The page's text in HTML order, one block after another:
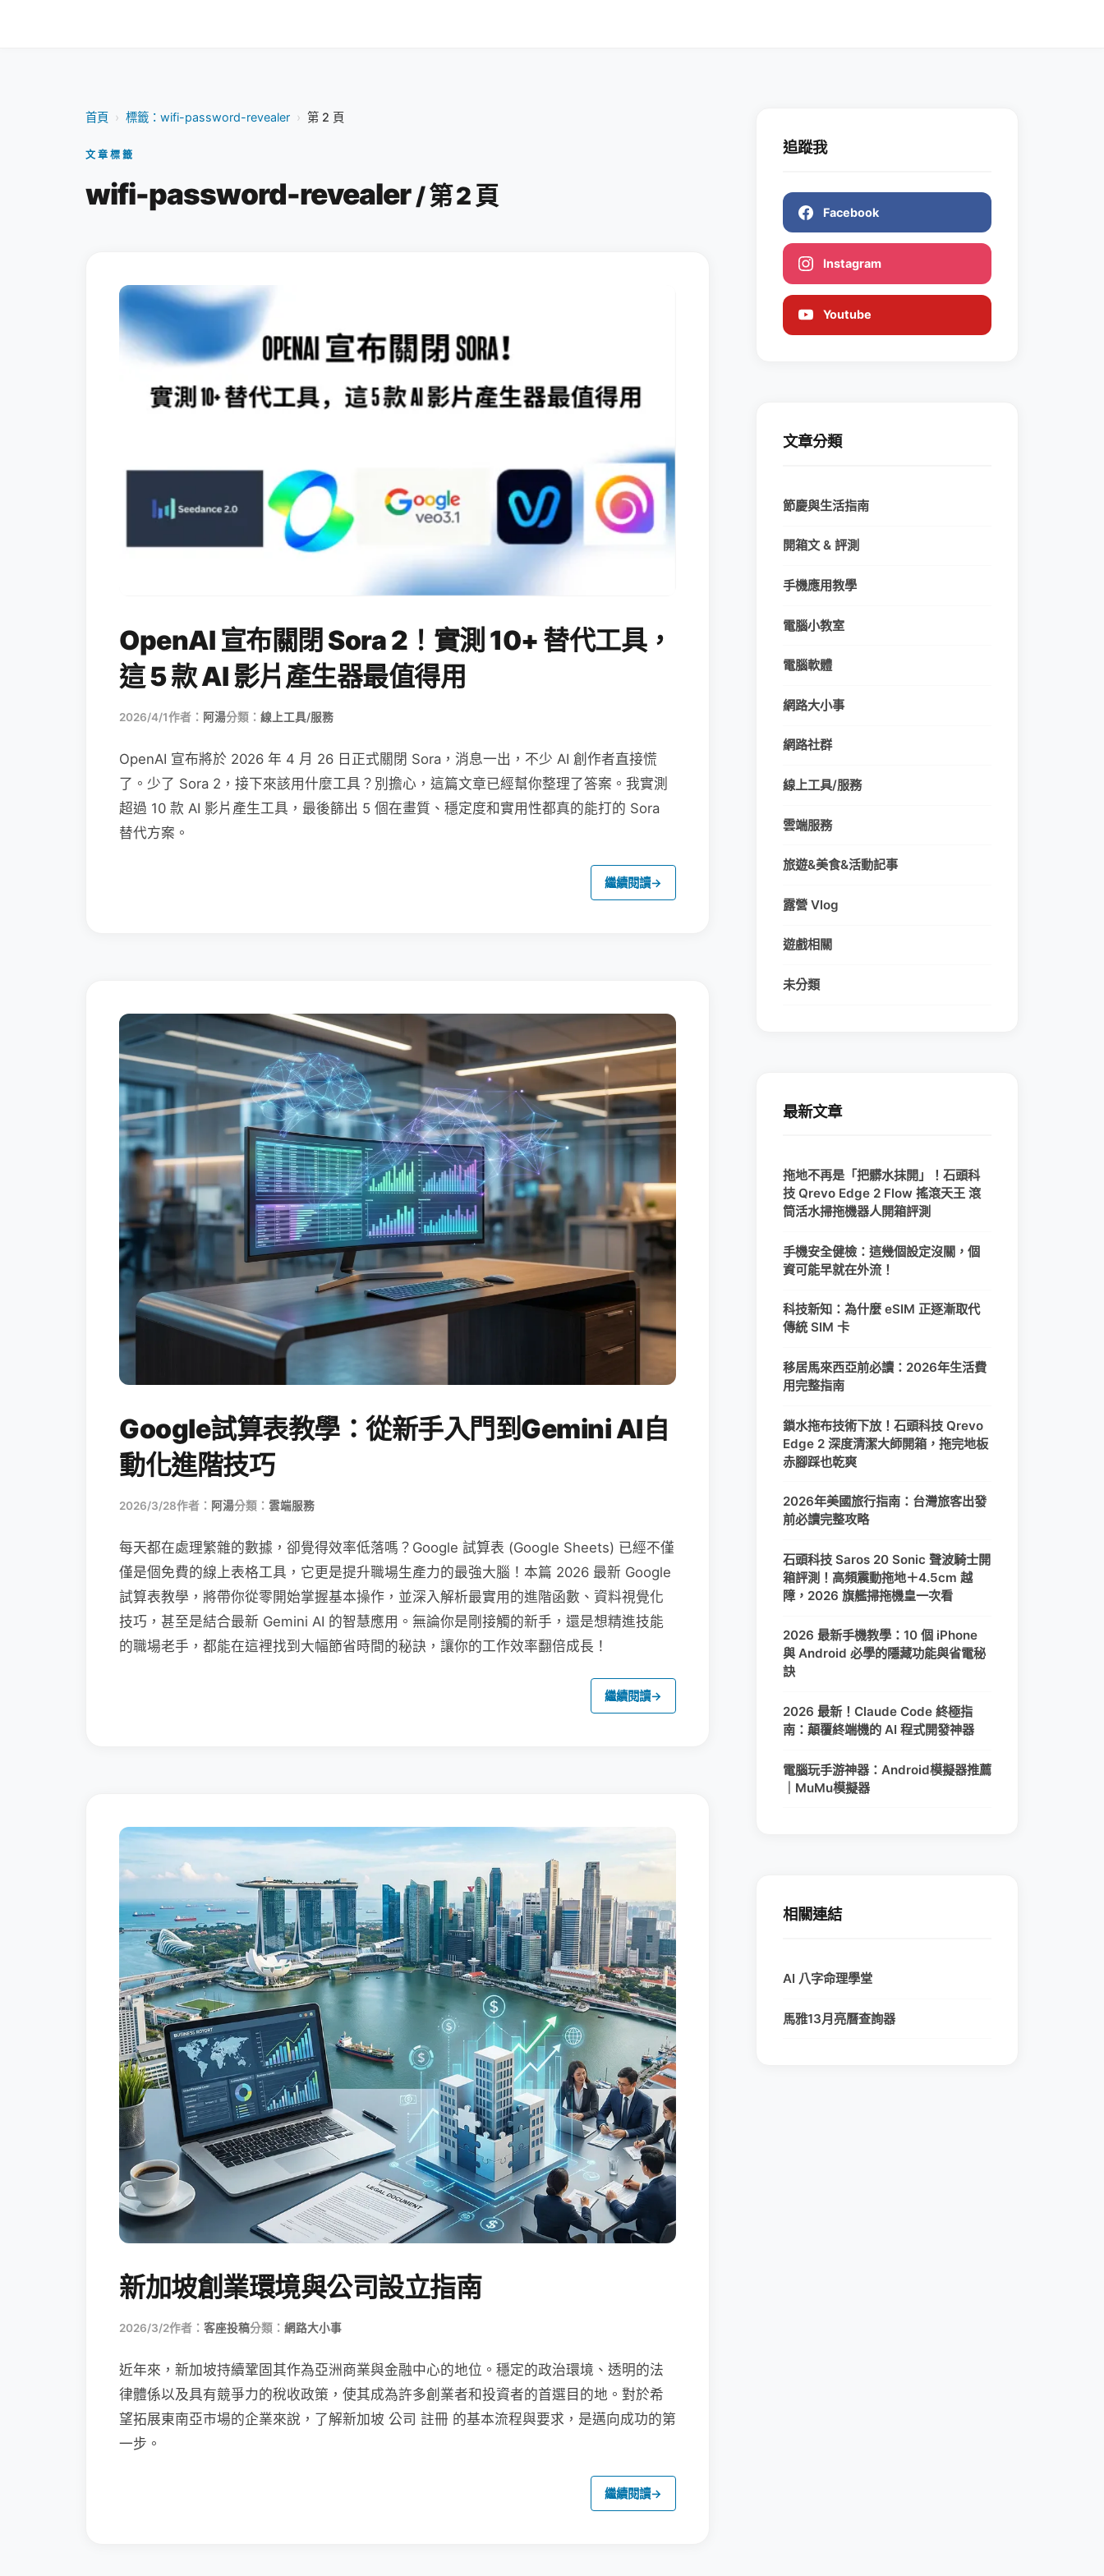
首頁 › 標籤：wifi-password-revealer › 第 2 頁
文章標籤
wifi-password-revealer/ 第 2 頁
OpenAI 宣布關閉 Sora 2！實測 10+ 替代工具，
這 5 款 AI 影片產生器最值得用
2026/4/1作者： 阿湯分類： 線上工具/服務
OpenAI 宣布將於 2026 年 4 月 26 日正式關閉 Sora，消息一出，不少 AI 創作者直接慌
了。少了 Sora 2，接下來該用什麼工具？別擔心，這篇文章已經幫你整理了答案。我實測
超過 10 款 AI 影片產生工具，最後篩出 5 個在畫質、穩定度和實用性都真的能打的 Sora
替代方案。
繼續閱讀→
Google試算表教學：從新手入門到Gemini AI自
動化進階技巧
2026/3/28作者： 阿湯分類： 雲端服務
每天都在處理繁雜的數據，卻覺得效率低落嗎？Google 試算表 (Google Sheets) 已經不僅
僅是個免費的線上表格工具，它更是提升職場生產力的最強大腦！本篇 2026 最新 Google
試算表教學，將帶你從零開始掌握基本操作，並深入解析最實用的進階函數、資料視覺化
技巧，甚至是結合最新 Gemini AI 的智慧應用。無論你是剛接觸的新手，還是想精進技能
的職場老手，都能在這裡找到大幅節省時間的秘訣，讓你的工作效率翻倍成長！
繼續閱讀→
新加坡創業環境與公司設立指南
2026/3/2作者： 客座投稿分類： 網路大小事
近年來，新加坡持續鞏固其作為亞洲商業與金融中心的地位。穩定的政治環境、透明的法
律體係以及具有競爭力的稅收政策，使其成為許多創業者和投資者的首選目的地。對於希
望拓展東南亞市場的企業來說，了解新加坡 公司 註冊 的基本流程與要求，是邁向成功的第
一步。
繼續閱讀→
追蹤我
Facebook
Instagram
Youtube
文章分類
節慶與生活指南
開箱文 & 評測
手機應用教學
電腦小教室
電腦軟體
網路大小事
網路社群
線上工具/服務
雲端服務
旅遊&美食&活動記事
露營 Vlog
遊戲相關
未分類
最新文章
拖地不再是「把髒水抹開」！石頭科
技 Qrevo Edge 2 Flow 搖滾天王 滾
筒活水掃拖機器人開箱評測
手機安全健檢：這幾個設定沒關，個
資可能早就在外流！
科技新知：為什麼 eSIM 正逐漸取代
傳統 SIM 卡
移居馬來西亞前必讀：2026年生活費
用完整指南
鎖水拖布技術下放！石頭科技 Qrevo
Edge 2 深度清潔大師開箱，拖完地板
赤腳踩也乾爽
2026年美國旅行指南：台灣旅客出發
前必讀完整攻略
石頭科技 Saros 20 Sonic 聲波騎士開
箱評測！高頻震動拖地＋4.5cm 越
障，2026 旗艦掃拖機皇一次看
2026 最新手機教學：10 個 iPhone
與 Android 必學的隱藏功能與省電秘
訣
2026 最新！Claude Code 終極指
南：顛覆終端機的 AI 程式開發神器
電腦玩手游神器：Android模擬器推薦
｜MuMu模擬器
相關連結
AI 八字命理學堂
馬雅13月亮曆查詢器